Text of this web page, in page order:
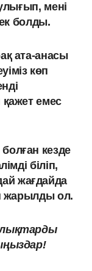
мені
болды.
ата-анасы
көп
қажет емес
кезде
біліп,
жағдайда
жарылды ол.